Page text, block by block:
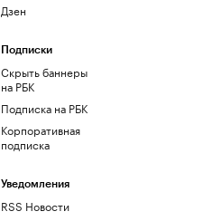
Дзен
Подписки
Скрыть баннеры
на РБК
Подписка на РБК
Корпоративная
подписка
Уведомления
RSS Новости